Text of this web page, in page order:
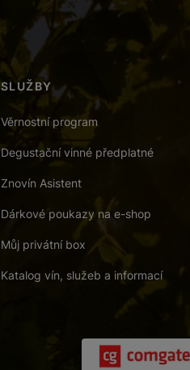
SLUŽBY
Věrnostní program
Degustační vinné předplatné
Znovín Asistent
Dárkové poukazy na e-shop
Můj privátní box
Katalog vín, služeb a informací